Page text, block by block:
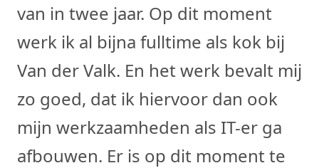
van in twee jaar. Op dit moment
werk ik al bijna fulltime als kok bij
Van der Valk. En het werk bevalt mij
zo goed, dat ik hiervoor dan ook
mijn werkzaamheden als IT-er ga
afbouwen. Er is op dit moment te